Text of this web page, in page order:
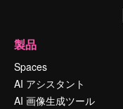
製品
Spaces
AI アシスタント
AI 画像生成ツール